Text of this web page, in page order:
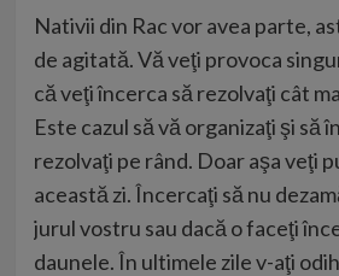
Nativii din Rac vor avea parte,
de agitată. Vă veţi provoca
că veţi încerca să rezolvaţi cât
Este cazul să vă organizaţi şi să
rezolvaţi pe rând. Doar aşa veţi
această zi. Încercaţi să nu
jurul vostru sau dacă o faceţi
daunele. În ultimele zile v-aţi